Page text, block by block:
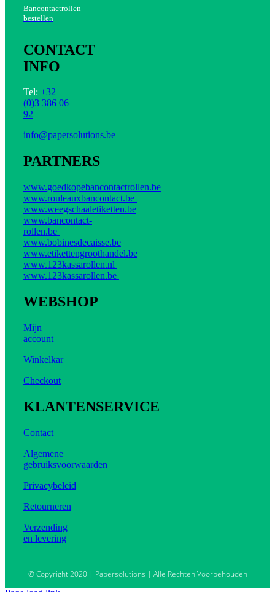
Bancontactrollen
bestellen
CONTACT
INFO
Tel: +32
(0)3 386 06
92
info@papersolutions.be
PARTNERS
www.goedkopebancontactrollen.be
www.rouleauxbancontact.be
www.weegschaaletiketten.be
www.bancontact-
rollen.be
www.bobinesdecaisse.be
www.etikettengroothandel.be
www.123kassarollen.nl
www.123kassarollen.be
WEBSHOP
Mijn
account
Winkelkar
Checkout
KLANTENSERVICE
Contact
Algemene
gebruiksvoorwaarden
Privacybeleid
Retourneren
Verzending
en levering
© Copyright 2020 | Papersolutions | Alle Rechten Voorbehouden